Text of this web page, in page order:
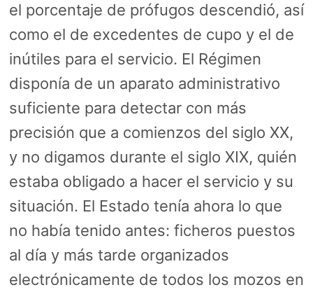
el porcentaje de prófugos descendió, así
como el de excedentes de cupo y el de
inútiles para el servicio. El Régimen
disponía de un aparato administrativo
suficiente para detectar con más
precisión que a comienzos del siglo XX,
y no digamos durante el siglo XIX, quién
estaba obligado a hacer el servicio y su
situación. El Estado tenía ahora lo que
no había tenido antes: ficheros puestos
al día y más tarde organizados
electrónicamente de todos los mozos en